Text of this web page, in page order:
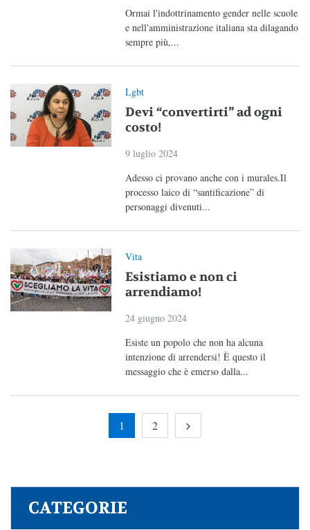
Ormai l'indottrinamento gender nelle scuole
e nell'amministrazione italiana sta dilagando
sempre più,...
Lgbt
Devi “convertirti” ad ogni
costo!
9 luglio 2024
Adesso ci provano anche con i murales.Il
processo laico di “santificazione” di
personaggi divenuti...
Vita
Esistiamo e non ci
arrendiamo!
24 giugno 2024
Esiste un popolo che non ha alcuna
intenzione di arrendersi! È questo il
messaggio che è emerso dalla...
1 2
CATEGORIE